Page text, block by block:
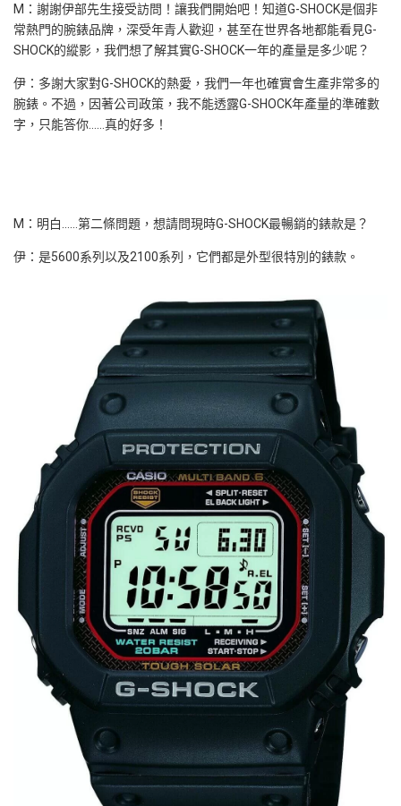
M：謝謝伊部先生接受訪問！讓我們開始吧！知道G-SHOCK是個非
常熱門的腕錶品牌，深受年青人歡迎，甚至在世界各地都能看見G-
SHOCK的縱影，我們想了解其實G-SHOCK一年的產量是多少呢？
伊：多謝大家對G-SHOCK的熱愛，我們一年也確實會生產非常多的
腕錶。不過，因著公司政策，我不能透露G-SHOCK年產量的準確數
字，只能答你……真的好多！
M：明白……第二條問題，想請問現時G-SHOCK最暢銷的錶款是？
伊：是5600系列以及2100系列，它們都是外型很特別的錶款。